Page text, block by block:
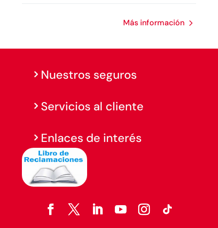
Más información
Nuestros seguros
Servicios al cliente
Enlaces de interés